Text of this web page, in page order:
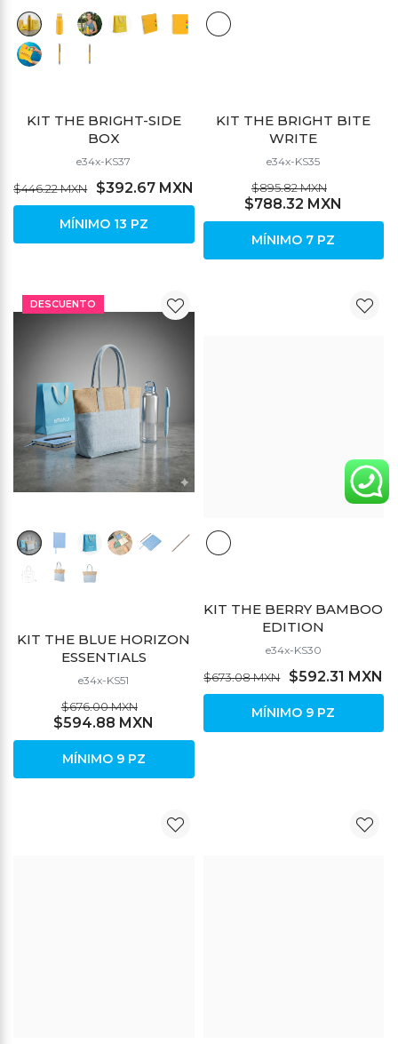
KIT THE BRIGHT-SIDE
BOX
e34x-KS37
$446.22 MXN $392.67 MXN
MÍNIMO 13 PZ
KIT THE BRIGHT BITE
WRITE
e34x-KS35
$895.82 MXN
$788.32 MXN
MÍNIMO 7 PZ
DESCUENTO
KIT THE BLUE HORIZON
ESSENTIALS
e34x-KS51
$676.00 MXN
$594.88 MXN
MÍNIMO 9 PZ
KIT THE BERRY BAMBOO
EDITION
e34x-KS30
$673.08 MXN $592.31 MXN
MÍNIMO 9 PZ